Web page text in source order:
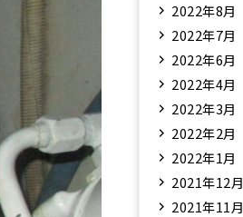
2022年8月
2022年7月
2022年6月
2022年4月
2022年3月
2022年2月
2022年1月
2021年12月
2021年11月